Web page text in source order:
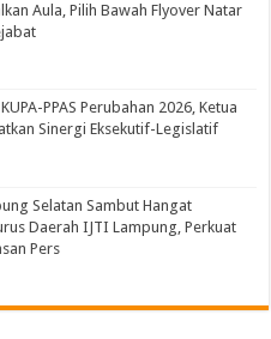
Aula, Pilih Bawah Flyover Natar
PPAS Perubahan 2026, Ketua
Sinergi Eksekutif-Legislatif
Selatan Sambut Hangat
Daerah IJTI Lampung, Perkuat
Pers